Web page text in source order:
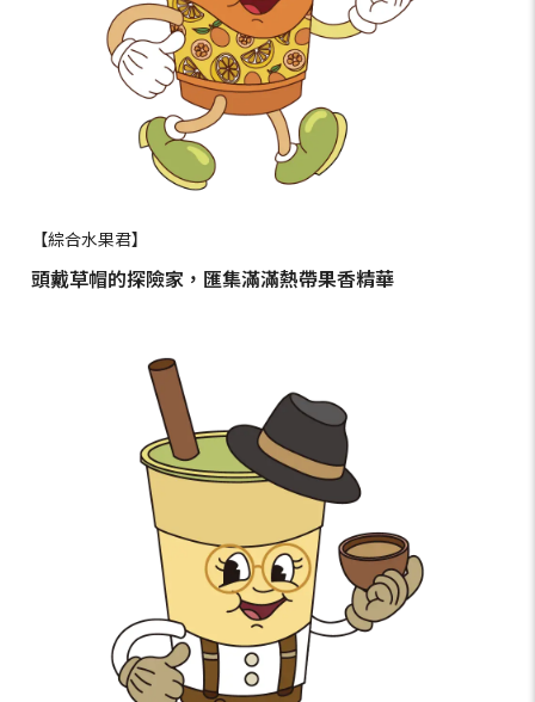
【綜合水果君】
頭戴草帽的探險家，匯集滿滿熱帶果香精華